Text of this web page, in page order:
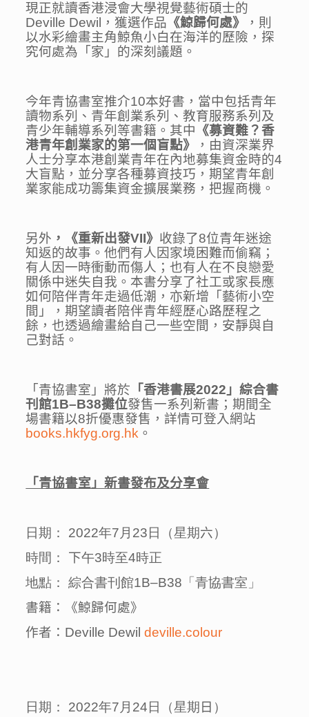
現正就讀香港浸會大學視覺藝術碩士的
Deville Dewil，獲選作品 《鯨歸何處》
，則
以水彩繪畫主角鯨魚小白在海洋的歷險，探
究何處為「家」的深刻議題。
今年青協書室推介10本好書，當中包括青年
讀物系列、青年創業系列、教育服務系列及
青少年輔導系列等書籍。其中 《募資難？香
港青年創業家的第一個盲點》
，由資深業界
人士分享本港創業青年在內地募集資金時的4
大盲點，並分享各種募資技巧，期望青年創
業家能成功籌集資金擴展業務，把握商機。
另外 ，《重新出發VII》 收錄了8位青年迷途
知返的故事。他們有人因家境困難而偷竊；
有人因一時衝動而傷人；也有人在不良戀愛
關係中迷失自我。本書分享了社工或家長應
如何陪伴青年走過低潮，亦新增「藝術小空
間」，期望讀者陪伴青年經歷心路歷程之
餘，也透過繪畫給自己一些空間，安靜與自
己對話。
「青協書室」將於 「香港書展2022 」綜合書
刊館1B–B38攤位發售一系列新書；期間全
場書籍以8折優惠發售，詳情可登入網站
books.hkfyg.org.hk 。
「青協書室」新書發布及分享會
日期： 2022年7 月 23 日（星期六）
時間：
下午3時至4時正
地點：
綜合書刊館1B–B38 「青協書室」
書籍：《鯨歸何處》
作者：Deville Dewildeville.colour
日期： 2022年7 月 24 日（星期 日 ）